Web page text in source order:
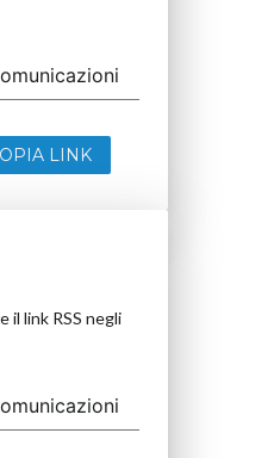
LINK
il link RSS negli